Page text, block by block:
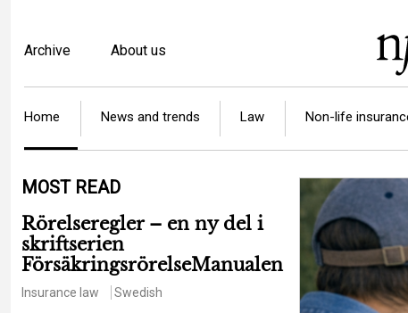
mainTop
menu
Archive About us
Article
categories
Home News and trends Law Non-life
MOST READ
Rörelseregler – en ny del i
skriftserien
FörsäkringsrörelseManualen
Insurance law Swedish